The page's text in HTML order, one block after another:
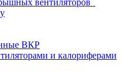
вентиляторов
ВКР
и калориферами